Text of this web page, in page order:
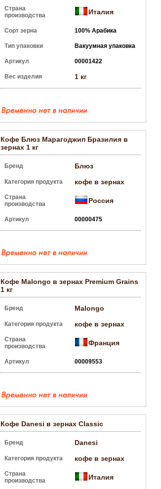
Страна
производства
Италия
Сорт зерна 100% Арабика
Тип упаковки Вакуумная упаковка
Артикул 00001422
Вес изделия 1 кг
Кофе Блюз Марагоджип Бразилия в
зернах 1 кг
Бренд Блюз
Категория продукта кофе в зернах
Страна
производства
Россия
Артикул 00000475
Кофе Malongo в зернах Premium Grains
1 кг
Бренд Malongo
Категория продукта кофе в зернах
Страна
производства
Франция
Артикул 00009553
Кофе Danesi в зернах Classic
Бренд Danesi
Категория продукта кофе в зернах
Страна
производства
Италия